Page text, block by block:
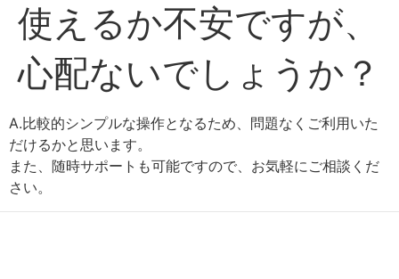
使えるか不安ですが、
心配ないでしょうか？
A.比較的シンプルな操作となるため、問題なくご利用いた
だけるかと思います。
また、随時サポートも可能ですので、お気軽にご相談くだ
さい。